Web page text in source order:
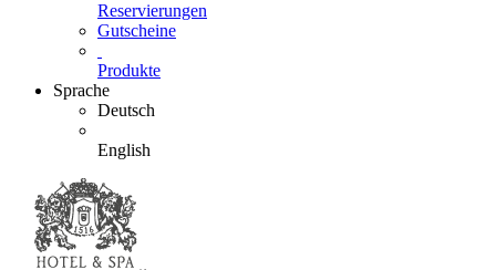
Reservierungen
Gutscheine
Produkte
Sprache
Deutsch
English